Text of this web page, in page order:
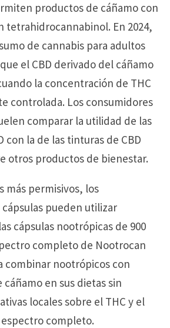
productos de cáñamo con
tetrahidrocannabinol. En 2024,
de cannabis para adultos
el CBD derivado del cáñamo
la concentración de THC
controlada. Los consumidores
comparar la utilidad de las
con la de las tinturas de CBD
otros productos de bienestar.
más permisivos, los
pueden utilizar
cápsulas nootrópicas de 900
completo de Nootrocan
combinar nootrópicos con
en sus dietas sin
locales sobre el THC y el
espectro completo.